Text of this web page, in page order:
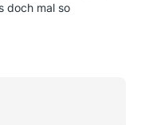
doch mal so